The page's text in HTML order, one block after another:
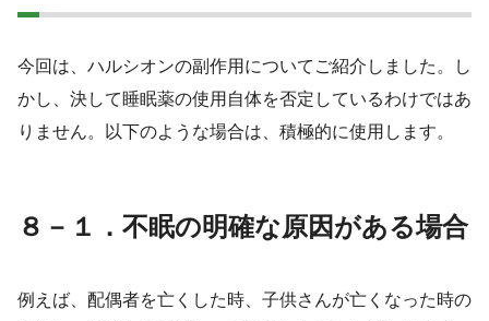
今回は、ハルシオンの副作用についてご紹介しました。し
かし、決して睡眠薬の使用自体を否定しているわけではあ
りません。以下のような場合は、積極的に使用します。
８－１．不眠の明確な原因がある場合
例えば、配偶者を亡くした時、子供さんが亡くなった時の